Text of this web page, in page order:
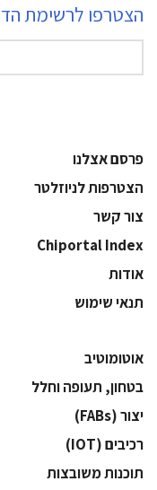
הצטרפו לרשימת
פרסם אצלנו
הצטרפות לניוזלטר
צור קשר
Chiportal Index
אודות
תנאי שימוש
אוטומוטיב
בטחון, תעופה וחלל
‫יצור (‪(FABs‬‬
‫רכיבים‬ (IOT)
‫תוכנות משובצות‬